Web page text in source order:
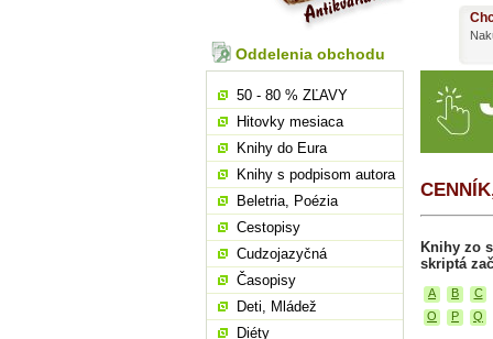
Knihy zo
skriptá
A B
C
O
P Q
Oddelenia obchodu
50 - 80 % ZĽAVY
Hitovky mesiaca
Knihy do Eura
Knihy s podpisom autora
Beletria, Poézia
Cestopisy
Cudzojazyčná
Časopisy
Deti, Mládež
Diéty